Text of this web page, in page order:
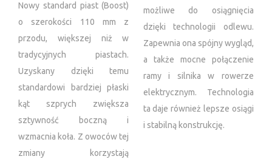
Nowy standard piast (Boost)
o szerokości 110 mm z
przodu, większej niż w
tradycyjnych piastach.
Uzyskany dzięki temu
standardowi bardziej płaski
kąt szprych zwiększa
sztywność boczną i
wzmacnia koła. Z owoców tej
zmiany korzystają
możliwe do osiągnięcia
dzięki technologii odlewu.
Zapewnia ona spójny wygląd,
a także mocne połączenie
ramy i silnika w rowerze
elektrycznym. Technologia
ta daje również lepsze osiągi
i stabilną konstrukcję.